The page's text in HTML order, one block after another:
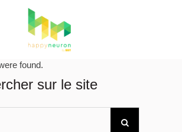
found.
sur le site